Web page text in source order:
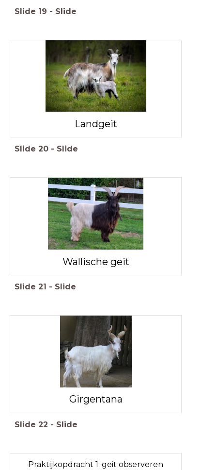
Slide 19 - Slide
Landgeit
Slide 20 - Slide
Wallische geit
Slide 21 - Slide
Girgentana
Slide 22 - Slide
Praktijkopdracht 1: geit observeren